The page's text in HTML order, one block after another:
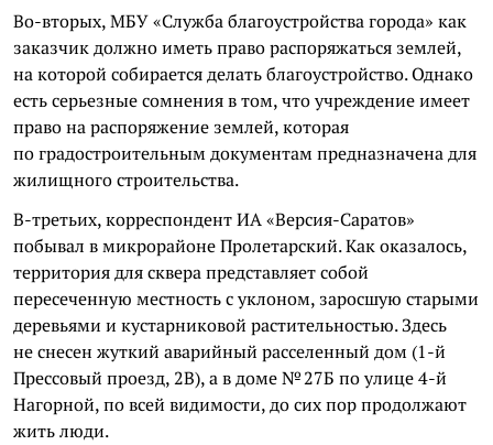
Во-вторых, МБУ «Служба благоустройства города» как
заказчик должно иметь право распоряжаться землей,
на которой собирается делать благоустройство. Однако
есть серьезные сомнения в том, что учреждение имеет
право на распоряжение землей, которая
по градостроительным документам предназначена для
жилищного строительства.
В-третьих, корреспондент ИА «Версия-Саратов»
побывал в микрорайоне Пролетарский. Как оказалось,
территория для сквера представляет собой
пересеченную местность с уклоном, заросшую старыми
деревьями и кустарниковой растительностью. Здесь
не снесен жуткий аварийный расселенный дом (1-й
Прессовый проезд, 2В), а в доме № 27Б по улице 4-й
Нагорной, по всей видимости, до сих пор продолжают
жить люди.